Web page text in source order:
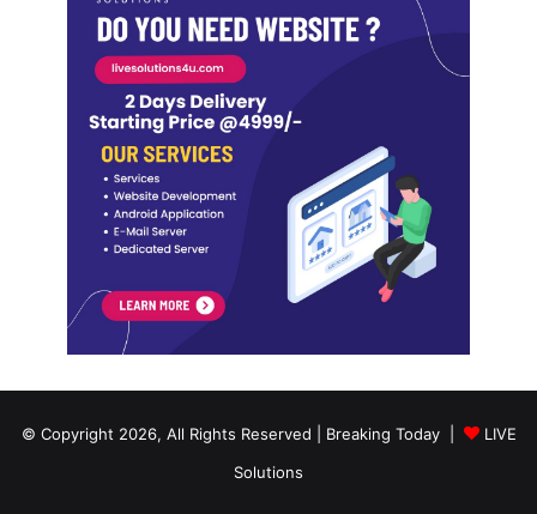
© Copyright 2026, All Rights Reserved | Breaking Today |
LIVE
Solutions